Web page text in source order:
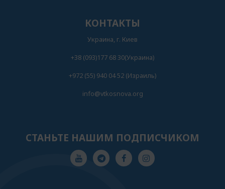
КОНТАКТЫ
Украина, г. Киев
+38 (093)177 68 30(Украина)
+972 (55) 940 04 52 (Израиль)
info@vtkosnova.org
СТАНЬТЕ НАШИМ ПОДПИСЧИКОМ